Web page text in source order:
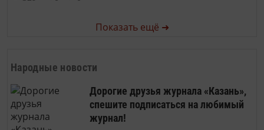
Показать ещё ➜
Народные новости
Дорогие друзья журнала «Казань»,
спешите подписаться на любимый
журнал!